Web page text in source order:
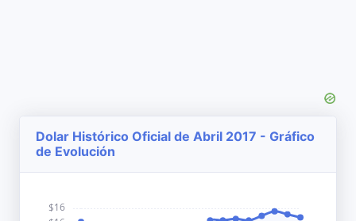
Dolar Histórico Oficial de Abril 2017 - Gráfico
de Evolución